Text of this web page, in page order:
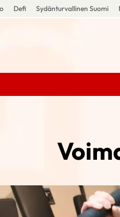
Defi Sydänturvallinen Suomi